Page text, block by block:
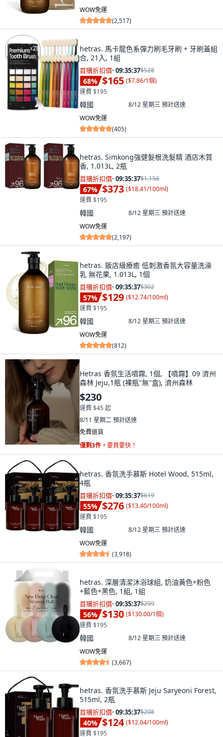
WOW免運
(2,517)
hetras. 馬卡龍色系彈力刷毛牙刷 + 牙刷蓋組
合, 21入, 1組
首購折扣價· 09:35:36$528
68% $165 ($7.86/1個)
運費 $195
韓國 8/12 星期三預計送達
WOW免運
(405)
hetras. Simkong強健髮根洗髮精 酒店木質
香, 1.013L, 2瓶
首購折扣價· 09:35:36$1,156
67% $373 ($18.41/100ml)
運費 $195
韓國 8/12 星期三預計送達
WOW免運
(2,197)
hetras. 飯店級療癒 低刺激香氛大容量洗澡
乳 無花果, 1.013L, 1個
首購折扣價· 09:35:36$302
57% $129 ($12.74/100ml)
運費 $195
韓國 8/12 星期三預計送達
WOW免運
(812)
Hetras 香氛生活噴霧, 1個, 【噴霧】09 濟州
森林 Jeju,1瓶 (裸瓶"無"盒), 濟州森林
$230
運費 $45 起
8/11 星期二預計送達
免費退貨
僅剩3件， 要買要快！
hetras. 香氛洗手慕斯 Hotel Wood, 515ml,
4瓶
首購折扣價· 09:35:36$619
55% $276 ($13.40/100ml)
運費 $195
韓國 8/12 星期三預計送達
WOW免運
(3,918)
hetras. 深層清潔沐浴球組, 奶油黃色+粉色
+藍色+黑色, 1組, 1組
首購折扣價· 09:35:36$299
56% $130 ($130.00/1個)
運費 $195
韓國 8/12 星期三預計送達
WOW免運
(3,667)
hetras. 香氛洗手慕斯 Jeju Saryeoni Forest,
515ml, 2瓶
首購折扣價· 09:35:36$208
40% $124 ($12.04/100ml)
運費 $195